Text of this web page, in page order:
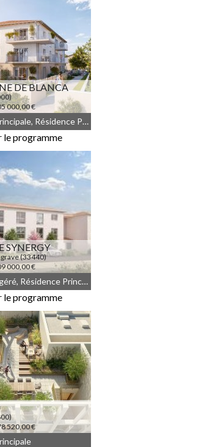
189 000,00 €
DE BLANCA
000,00 €
DE 205 000,00 €
Résidence Principale, Résidence Principale
le programme
SYNERGY
(33440)
000,00 €
DE 109 000,00 €
Meublé non géré, Résidence Principale, Droit commun
le programme
520,00 €